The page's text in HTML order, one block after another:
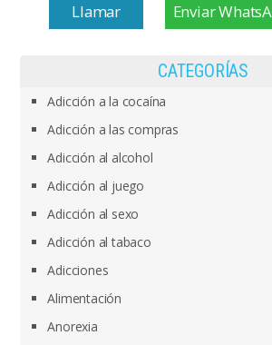
Llamar Enviar
CATEGORÍAS
Adicción a la cocaína
Adicción a las compras
Adicción al alcohol
Adicción al juego
Adicción al sexo
Adicción al tabaco
Adicciones
Alimentación
Anorexia